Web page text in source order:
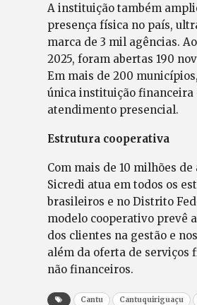
A instituição também
presença física no país,
marca de 3 mil agências.
2025, foram abertas 190
Em mais de 200
única instituição financeira
atendimento presencial.
Estrutura cooperativa
Com mais de 10 milhões de
Sicredi atua em todos os
brasileiros e no Distrito
modelo cooperativo prevê
dos clientes na gestão e
além da oferta de serviços
não financeiros.
Cantu Cantuquiriguaçu